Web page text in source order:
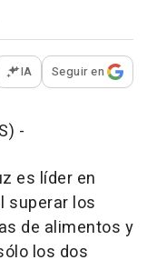
opciones para
IA Seguir en
-
es líder en
superar los
de alimentos y
los dos